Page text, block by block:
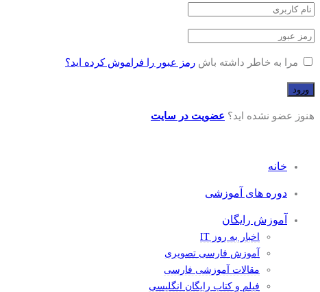
مرا به خاطر داشته باش رمز عبور را فراموش کرده اید؟
هنوز عضو نشده اید؟ عضویت در سایت
خانه
دوره های آموزشی
آموزش رایگان
اخبار به روز IT
آموزش فارسی تصویری
مقالات آموزشی فارسی
فیلم و کتاب رایگان انگلیسی